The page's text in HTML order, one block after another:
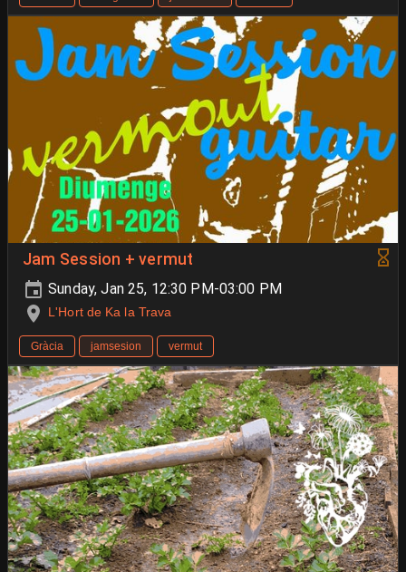
Jam Session + vermut
Sunday, Jan 25, 12:30 PM-03:00 PM
L'Hort de Ka la Trava
Gràcia jamsesion vermut